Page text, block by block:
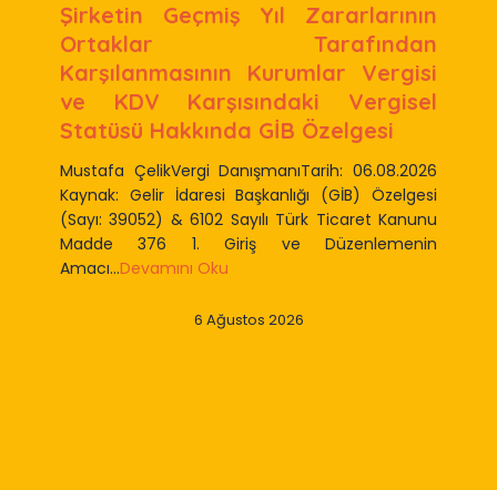
Şirketin Geçmiş Yıl Zararlarının
Ortaklar Tarafından
Karşılanmasının Kurumlar Vergisi
ve KDV Karşısındaki Vergisel
Statüsü Hakkında GİB Özelgesi
Mustafa ÇelikVergi DanışmanıTarih: 06.08.2026
Kaynak: Gelir İdaresi Başkanlığı (GİB) Özelgesi
(Sayı: 39052) & 6102 Sayılı Türk Ticaret Kanunu
Madde 376 1. Giriş ve Düzenlemenin
Amacı...Devamını Oku
6 Ağustos 2026